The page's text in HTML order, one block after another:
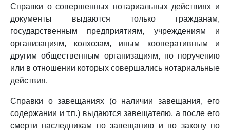
Справки о совершенных нотариальных действиях и
документы выдаются только гражданам,
государственным предприятиям, учреждениям и
организациям, колхозам, иным кооперативным и
другим общественным организациям, по поручению
или в отношении которых совершались нотариальные
действия.
Справки о завещаниях (о наличии завещания, его
содержании и т.п.) выдаются завещателю, а после его
смерти наследникам по завещанию и по закону по